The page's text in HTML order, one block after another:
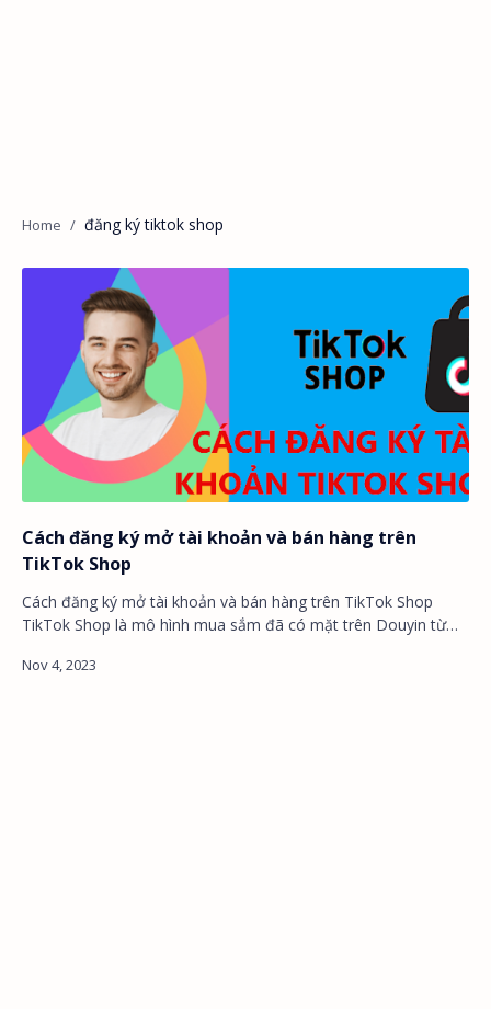
đăng ký tiktok shop
Cách đăng ký mở tài khoản và bán hàng trên
TikTok Shop
Cách đăng ký mở tài khoản và bán hàng trên TikTok Shop
TikTok Shop là mô hình mua sắm đã có mặt trên Douyin từ